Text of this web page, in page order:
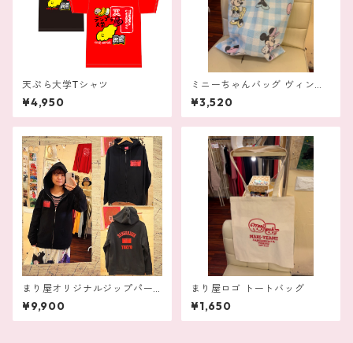
天ぷら大学Tシャツ
¥4,950
ミニーちゃんバッグ ヴィンテ
ージ生地 ハンドメイド
¥3,520
まり屋オリジナルジップパー
カー
¥9,900
まり屋ロゴ トートバッグ
¥1,650